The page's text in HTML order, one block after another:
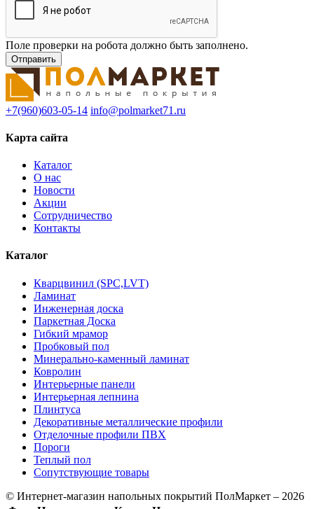
Поле проверки на робота должно быть заполнено.
+7(960)603-05-14 info@polmarket71.ru
Карта сайта
Каталог
О нас
Новости
Акции
Сотрудничество
Контакты
Каталог
Кварцвинил (SPC,LVT)
Ламинат
Инженерная доска
Паркетная Доска
Гибкий мрамор
Пробковый пол
Минерально-каменный ламинат
Ковролин
Интерьерные панели
Интерьерная лепнина
Плинтуса
Декоративные металлические профили
Отделочные профили ПВХ
Пороги
Теплый пол
Сопутствующие товары
© Интернет-магазин напольных покрытий ПолМаркет – 2026